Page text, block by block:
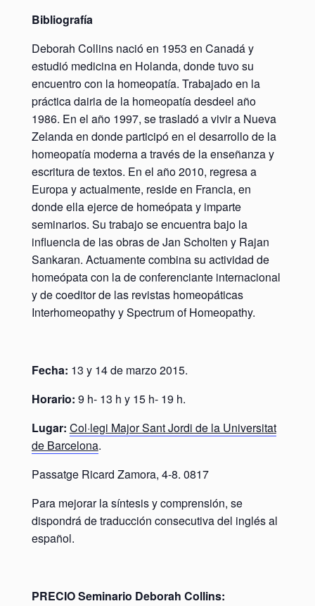
Bibliografía
Deborah Collins nació en 1953 en Canadá y
estudió medicina en Holanda, donde tuvo su
encuentro con la homeopatía. Trabajado en la
práctica dairia de la homeopatía desdeel año
1986. En el año 1997, se trasladó a vivir a Nueva
Zelanda en donde participó en el desarrollo de la
homeopatía moderna a través de la enseñanza y
escritura de textos. En el año 2010, regresa a
Europa y actualmente, reside en Francia, en
donde ella ejerce de homeópata y imparte
seminarios. Su trabajo se encuentra bajo la
influencia de las obras de Jan Scholten y Rajan
Sankaran. Actuamente combina su actividad de
homeópata con la de conferenciante internacional
y de coeditor de las revistas homeopáticas
Interhomeopathy y Spectrum of Homeopathy.
Fecha: 13 y 14 de marzo 2015.
Horario: 9 h- 13 h y 15 h- 19 h.
Lugar: Col·legi Major Sant Jordi de la Universitat
de Barcelona.
Passatge Ricard Zamora, 4-8. 0817
Para mejorar la síntesis y comprensión, se
dispondrá de traducción consecutiva del inglés al
español.
PRECIO Seminario Deborah Collins: